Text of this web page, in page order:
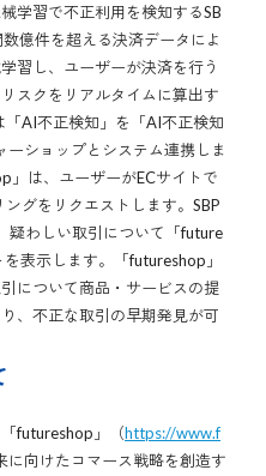
学習で不正利用を検知するSB
億件を超える決済データによ
習し、ユーザーが決済を行う
スクをリアルタイムに算出す
「AI不正検知」を「AI不正検知
ショップとシステム連携しま
」は、ユーザーがECサイトで
グをリクエストします。SBP
疑わしい取引について「future
表示します。「futureshop」
について商品・サービスの提
、不正な取引の早期発見が可
futureshop」（https://www.f
に向けたコマース戦略を創造す